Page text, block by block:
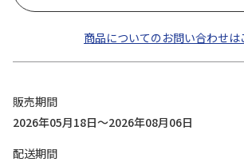
商品についてのお問い合わせは
販売期間
2026年05月18日～2026年08月06日
配送期間